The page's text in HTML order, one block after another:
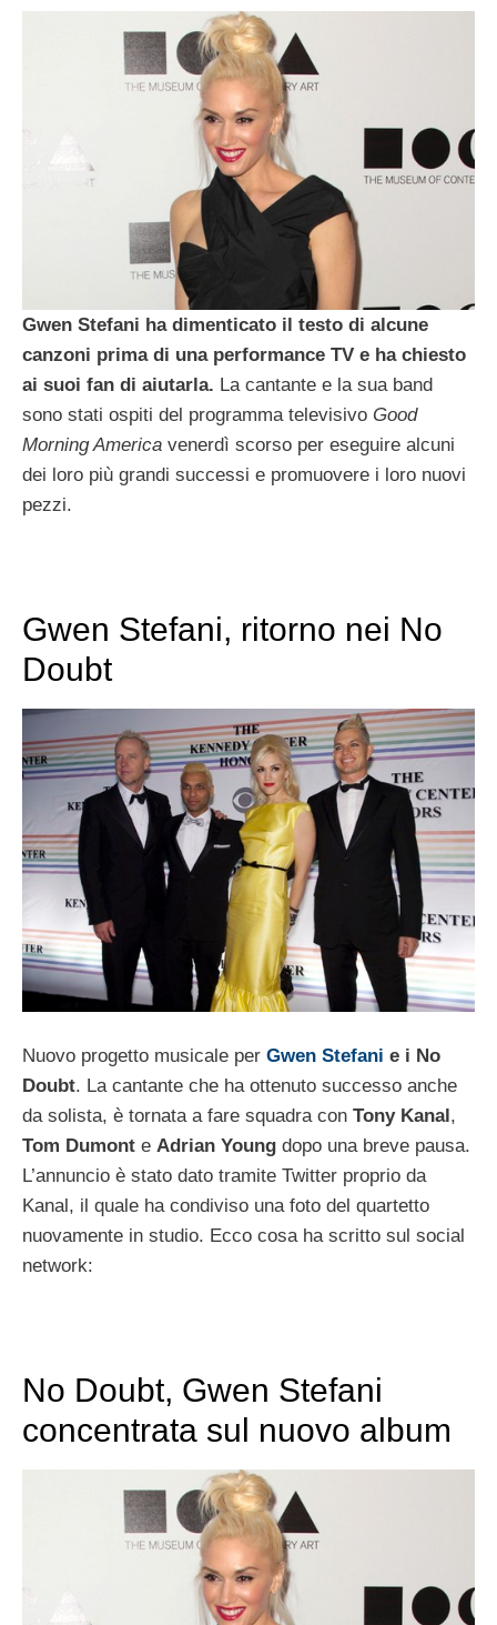
Gwen Stefani ha dimenticato il testo di alcune
canzoni prima di una performance TV e ha chiesto
ai suoi fan di aiutarla. La cantante e la sua band
sono stati ospiti del programma televisivo Good
Morning America venerdì scorso per eseguire alcuni
dei loro più grandi successi e promuovere i loro nuovi
pezzi.
Gwen Stefani, ritorno nei No
Doubt
Nuovo progetto musicale per Gwen Stefani e i No
Doubt. La cantante che ha ottenuto successo anche
da solista, è tornata a fare squadra con Tony Kanal,
Tom Dumont e Adrian Young dopo una breve pausa.
L’annuncio è stato dato tramite Twitter proprio da
Kanal, il quale ha condiviso una foto del quartetto
nuovamente in studio. Ecco cosa ha scritto sul social
network:
No Doubt, Gwen Stefani
concentrata sul nuovo album